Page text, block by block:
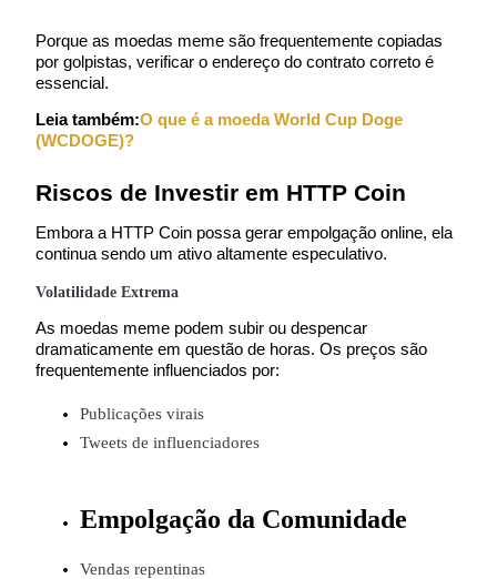
Register & Trade to Win 500,000 USDT
Precious Metals Trading Carnival
USDT New User Exclusive 10% APR
USDT Flexible Staking | Daily Rewards
New Listing Futures Fest
Porque as moedas meme são frequentemente copiadas
por golpistas, verificar o endereço do contrato correto é
essencial.
Leia também:O que é a moeda World Cup Doge
(WCDOGE)?
Riscos de Investir em HTTP Coin
Embora a HTTP Coin possa gerar empolgação online, ela
continua sendo um ativo altamente especulativo.
Volatilidade Extrema
As moedas meme podem subir ou despencar
dramaticamente em questão de horas. Os preços são
frequentemente influenciados por:
Publicações virais
Tweets de influenciadores
Empolgação da Comunidade
Vendas repentinas